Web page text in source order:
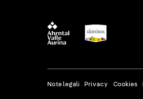
Note legali Privacy Cookies